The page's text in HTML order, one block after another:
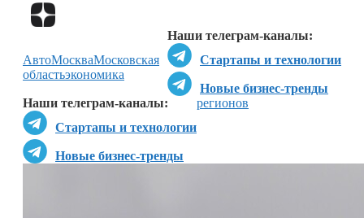
Наши телеграм-каналы:
Стартапы и технологии
Новые бизнес-тренды
Наши телеграм-каналы:
Стартапы и технологии
Новые бизнес-тренды
АвтоМоскваМосковская
областьэкономика
регионов